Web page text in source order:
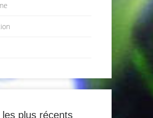
les plus récents